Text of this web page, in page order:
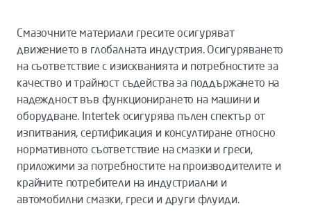
Смазочните материали гресите осигуряват
движението в глобалната индустрия. Осигуряването
на съответствие с изискванията и потребностите за
качество и трайност съдейства за поддържането на
надеждност във функционирането на машини и
оборудване. Intertek осигурява пълен спектър от
изпитвания, сертификация и консултиране относно
нормативното съответствие на смазки и греси,
приложими за потребностите на производителите и
крайните потребители на индустриални и
автомобилни смазки, греси и други флуиди.